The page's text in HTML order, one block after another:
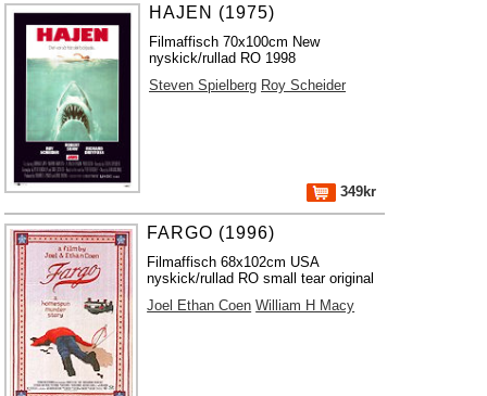
HAJEN (1975)
Filmaffisch 70x100cm New
nyskick/rullad RO 1998
Steven Spielberg Roy Scheider
349kr
FARGO (1996)
Filmaffisch 68x102cm USA
nyskick/rullad RO small tear original
Joel Ethan Coen William H Macy